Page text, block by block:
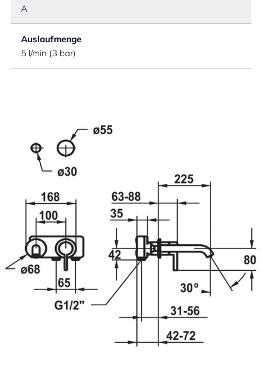
A
Auslaufmenge
5 l/min (3 bar)